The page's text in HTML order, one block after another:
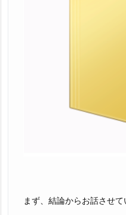
まず、結論からお話させて